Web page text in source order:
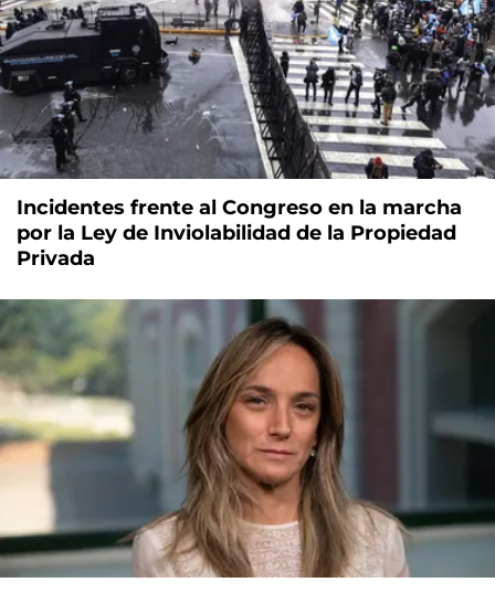
Incidentes frente al Congreso en la marcha
por la Ley de Inviolabilidad de la Propiedad
Privada